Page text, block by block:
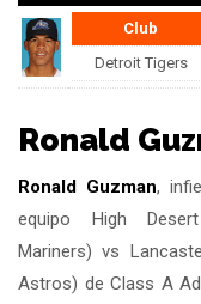
Club
Detroit Tigers
Ronald
Ronald Guzman,
equipo High
Mariners) vs
Astros) de Class A